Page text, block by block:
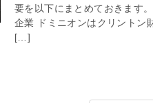
要を以下にまとめておきます
企業 ドミニオンはクリントン
[…]